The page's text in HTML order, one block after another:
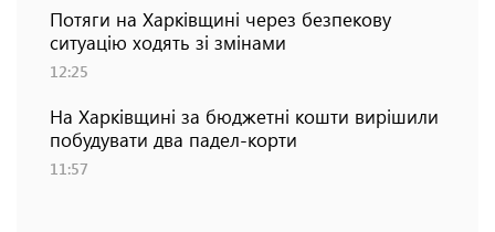
Потяги на Харківщині через безпекову
ситуацію ходять зі змінами
12:25
На Харківщині за бюджетні кошти вирішили
побудувати два падел-корти
11:57